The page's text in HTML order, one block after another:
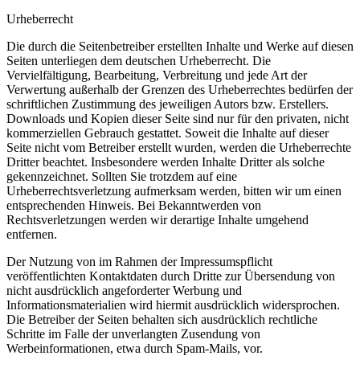
Urheberrecht
Die durch die Seitenbetreiber erstellten Inhalte und Werke auf diesen
Seiten unterliegen dem deutschen Urheberrecht. Die
Vervielfältigung, Bearbeitung, Verbreitung und jede Art der
Verwertung außerhalb der Grenzen des Urheberrechtes bedürfen der
schriftlichen Zustimmung des jeweiligen Autors bzw. Erstellers.
Downloads und Kopien dieser Seite sind nur für den privaten, nicht
kommerziellen Gebrauch gestattet. Soweit die Inhalte auf dieser
Seite nicht vom Betreiber erstellt wurden, werden die Urheberrechte
Dritter beachtet. Insbesondere werden Inhalte Dritter als solche
gekennzeichnet. Sollten Sie trotzdem auf eine
Urheberrechtsverletzung aufmerksam werden, bitten wir um einen
entsprechenden Hinweis. Bei Bekanntwerden von
Rechtsverletzungen werden wir derartige Inhalte umgehend
entfernen.
Der Nutzung von im Rahmen der Impressumspflicht
veröffentlichten Kontaktdaten durch Dritte zur Übersendung von
nicht ausdrücklich angeforderter Werbung und
Informationsmaterialien wird hiermit ausdrücklich widersprochen.
Die Betreiber der Seiten behalten sich ausdrücklich rechtliche
Schritte im Falle der unverlangten Zusendung von
Werbeinformationen, etwa durch Spam-Mails, vor.